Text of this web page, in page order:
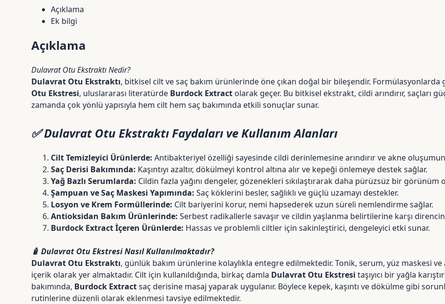
Açıklama
Ek bilgi
Açıklama
Dulavrat Otu Ekstraktı Nedir?
Dulavrat Otu Ekstraktı, bitkisel cilt ve saç bakım ürünlerinde öne çıkan doğal bir bileşendir. Formülasyonlarda
Otu Ekstresi, uluslararası literatürde Burdock Extract olarak geçer. Bu bitkisel ekstrakt, cildi arındırır, saçları
zamanda çok yönlü yapısıyla hem cilt hem saç bakımında etkili sonuçlar sunar.
✅ Dulavrat Otu Ekstraktı Faydaları ve Kullanım Alanları
Cilt Temizleyici Ürünlerde: Antibakteriyel özelliği sayesinde cildi derinlemesine arındırır ve akne
Saç Derisi Bakımında: Kaşıntıyı azaltır, dökülmeyi kontrol altına alır ve kepeği önlemeye destek sağlar.
Yağ Bazlı Serumlarda: Cildin fazla yağını dengeler, gözenekleri sıkılaştırarak daha pürüzsüz bir görünüm
Şampuan ve Saç Maskesi Yapımında: Saç köklerini besler, sağlıklı ve güçlü uzamayı destekler.
Losyon ve Krem Formüllerinde: Cilt bariyerini korur, nemi hapsederek uzun süreli nemlendirme sağlar.
Antioksidan Bakım Ürünlerinde: Serbest radikallerle savaşır ve cildin yaşlanma belirtilerine karşı direncini
Burdock Extract İçeren Ürünlerde: Hassas ve problemli ciltler için sakinleştirici, dengeleyici etki sunar.
🧴 Dulavrat Otu Ekstresi Nasıl Kullanılmaktadır?
Dulavrat Otu Ekstraktı, günlük bakım ürünlerine kolaylıkla entegre edilmektedir. Tonik, serum, yüz maskesi
içerik olarak yer almaktadır. Cilt için kullanıldığında, birkaç damla Dulavrat Otu Ekstresi taşıyıcı bir yağla
bakımında, Burdock Extractsaç derisine masaj yaparak uygulanır. Böylece kepek, kaşıntı ve dökülme gibi
rutinlerine düzenli olarak eklenmesi tavsiye edilmektedir.